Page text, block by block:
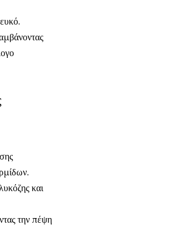
και
την πέψη